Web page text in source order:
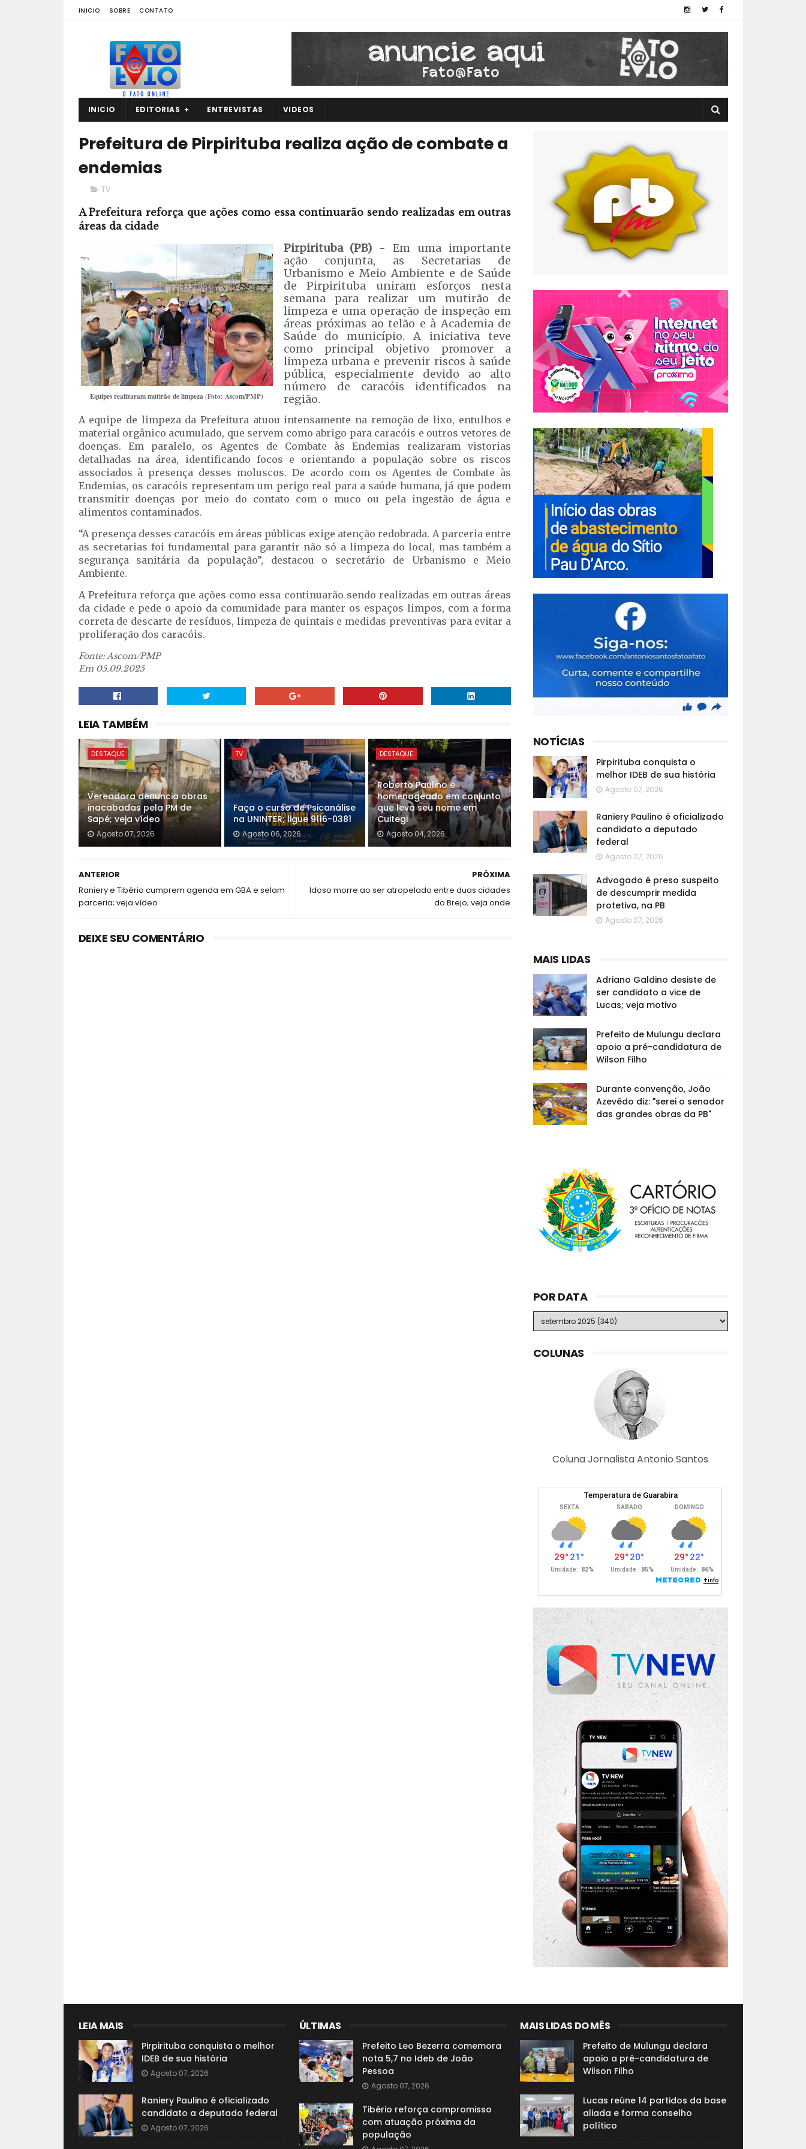
INICIO SOBRE CONTATO
INICIO EDITORIAS ENTREVISTAS VIDEOS
Prefeitura de Pirpirituba realiza ação de combate a
endemias
TV
A Prefeitura reforça que ações como essa continuarão sendo realizadas em outras
áreas da cidade
Equipes realizaram mutirão de limpeza (Foto: Ascom/PMP)
Pirpirituba (PB) - Em uma importante
ação conjunta, as Secretarias de
Urbanismo e Meio Ambiente e de Saúde
de Pirpirituba uniram esforços nesta
semana para realizar um mutirão de
limpeza e uma operação de inspeção em
áreas próximas ao telão e à Academia de
Saúde do município. A iniciativa teve
como principal objetivo promover a
limpeza urbana e prevenir riscos à saúde
pública, especialmente devido ao alto
número de caracóis identificados na
região.
A equipe de limpeza da Prefeitura atuou intensamente na remoção de lixo, entulhos e
material orgânico acumulado, que servem como abrigo para caracóis e outros vetores de
doenças. Em paralelo, os Agentes de Combate às Endemias realizaram vistorias
detalhadas na área, identificando focos e orientando a população sobre os riscos
associados à presença desses moluscos. De acordo com os Agentes de Combate às
Endemias, os caracóis representam um perigo real para a saúde humana, já que podem
transmitir doenças por meio do contato com o muco ou pela ingestão de água e
alimentos contaminados.
“A presença desses caracóis em áreas públicas exige atenção redobrada. A parceria entre
as secretarias foi fundamental para garantir não só a limpeza do local, mas também a
segurança sanitária da população”, destacou o secretário de Urbanismo e Meio
Ambiente.
A Prefeitura reforça que ações como essa continuarão sendo realizadas em outras áreas
da cidade e pede o apoio da comunidade para manter os espaços limpos, com a forma
correta de descarte de resíduos, limpeza de quintais e medidas preventivas para evitar a
proliferação dos caracóis.
Fonte: Ascom/PMP
Em 05.09.2025
LEIA TAMBÉM
DESTAQUE
Vereadora denuncia obras
inacabadas pela PM de
Sapé; veja vídeo
Agosto 07, 2026
TV
Faça o curso de Psicanálise
na UNINTER; ligue 9116-0381
Agosto 06, 2026
DESTAQUE
Roberto Paulino é
homenageado em conjunto
que leva seu nome em
Cuitegi
Agosto 04, 2026
PRÓXIMA
Idoso morre ao ser atropelado entre duas cidades
do Brejo; veja onde
ANTERIOR
Raniery e Tibério cumprem agenda em GBA e selam
parceria; veja vídeo
DEIXE SEU COMENTÁRIO
NOTÍCIAS
Pirpirituba conquista o
melhor IDEB de sua história
Agosto 07, 2026
Raniery Paulino é oficializado
candidato a deputado
federal
Agosto 07, 2026
Advogado é preso suspeito
de descumprir medida
protetiva, na PB
Agosto 07, 2026
MAIS LIDAS
Adriano Galdino desiste de
ser candidato a vice de
Lucas; veja motivo
Prefeito de Mulungu declara
apoio a pré-candidatura de
Wilson Filho
Durante convenção, João
Azevêdo diz: "serei o senador
das grandes obras da PB"
POR DATA
COLUNAS
Coluna Jornalista Antonio Santos
LEIA MAIS
Pirpirituba conquista o melhor
IDEB de sua história
Agosto 07, 2026
Raniery Paulino é oficializado
candidato a deputado federal
Agosto 07, 2026
ÚLTIMAS
Prefeito Leo Bezerra comemora
nota 5,7 no Ideb de João
Pessoa
Agosto 07, 2026
Tibério reforça compromisso
com atuação próxima da
população
MAIS LIDAS DO MÊS
Prefeito de Mulungu declara
apoio a pré-candidatura de
Wilson Filho
Lucas reúne 14 partidos da base
aliada e forma conselho
político